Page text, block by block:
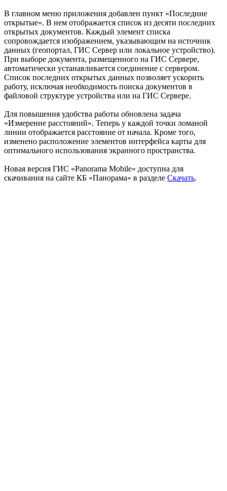
В главном меню приложения добавлен пункт «Последние
открытые». В нем отображается список из десяти последних
открытых документов. Каждый элемент списка
сопровождается изображением, указывающим на источник
данных (геопортал, ГИС Сервер или локальное устройство).
При выборе документа, размещенного на ГИС Сервере,
автоматически устанавливается соединение с сервером.
Список последних открытых данных позволяет ускорить
работу, исключая необходимость поиска документов в
файловой структуре устройства или на ГИС Сервере.
Для повышения удобства работы обновлена задача
«Измерение расстояний». Теперь у каждой точки ломаной
линии отображается расстояние от начала. Кроме того,
изменено расположение элементов интерфейса карты для
оптимального использования экранного пространства.
Новая версия ГИС «Panorama Mobile» доступна для
скачивания на сайте КБ «Панорама» в разделе Скачать.